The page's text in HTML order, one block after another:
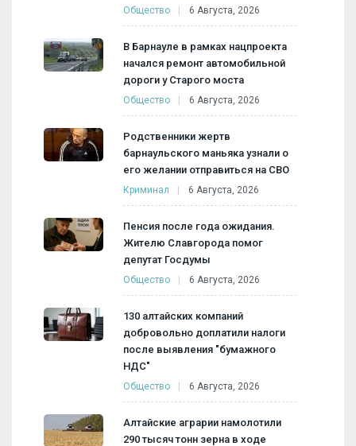
Общество 6 Августа, 2026
В Барнауле в рамках нацпроекта
начался ремонт автомобильной
дороги у Старого моста
Общество 6 Августа, 2026
Родственники жертв
барнаульского маньяка узнали о
его желании отправиться на СВО
Криминал 6 Августа, 2026
Пенсия после года ожидания.
Жителю Славгорода помог
депутат Госдумы
Общество 6 Августа, 2026
130 алтайских компаний
добровольно доплатили налоги
после выявления "бумажного
НДС"
Общество 6 Августа, 2026
Алтайские аграрии намолотили
290 тысяч тонн зерна в ходе